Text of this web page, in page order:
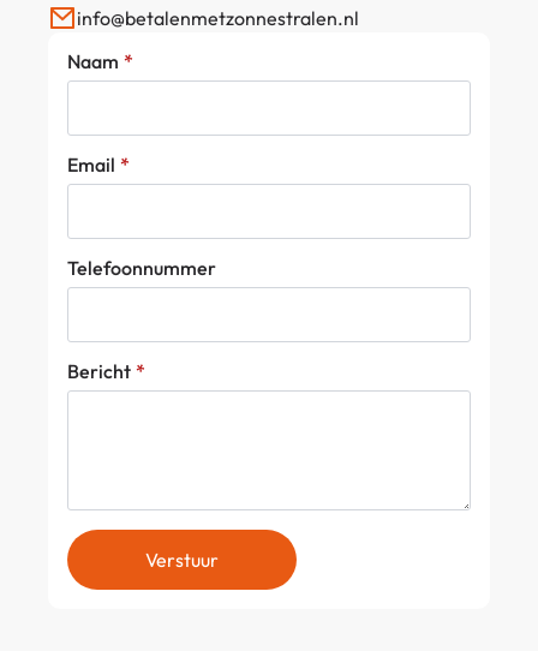
Naam *
Email *
Telefoonnummer
Bericht *
Verstuur
info@betalenmetzonnestralen.nl